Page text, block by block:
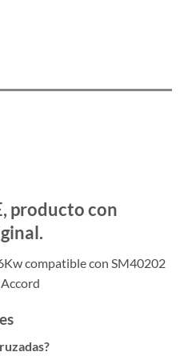
producto con
compatible con SM40202